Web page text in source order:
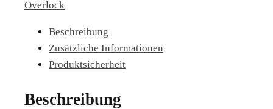
Overlock
Beschreibung
Zusätzliche Informationen
Produktsicherheit
Beschreibung